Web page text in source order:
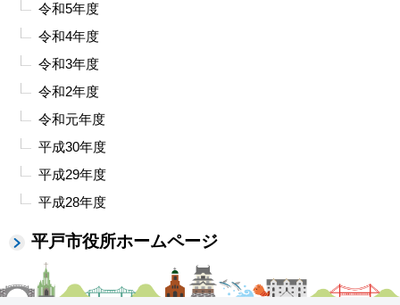
令和5年度
令和4年度
令和3年度
令和2年度
令和元年度
平成30年度
平成29年度
平成28年度
平戸市役所ホームページ